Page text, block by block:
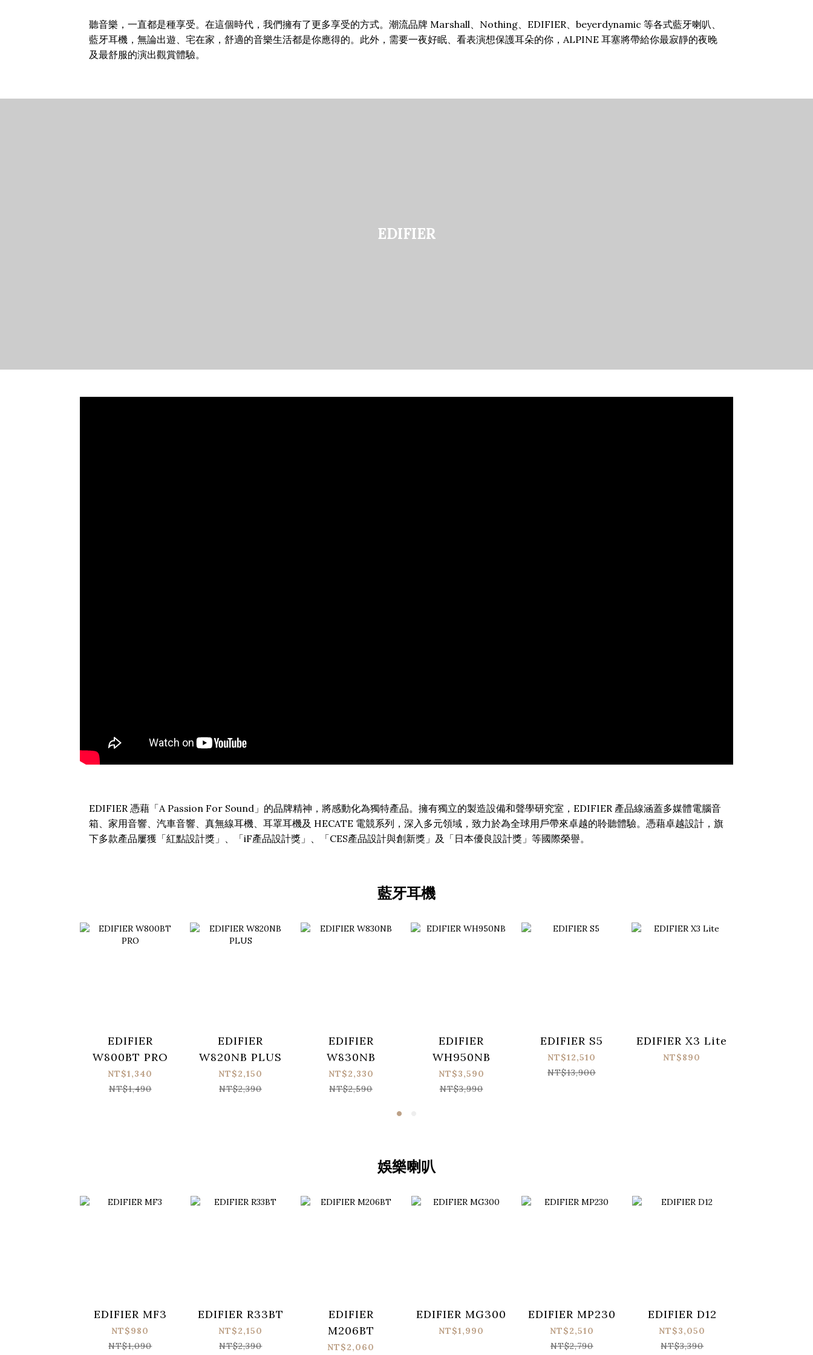
聽音樂，一直都是種享受。在這個時代，我們擁有了更多享受的方式。潮流品牌 Marshall、Nothing、EDIFIER、beyerdynamic 等各式藍牙喇叭、
藍牙耳機，無論出遊、宅在家，舒適的音樂生活都是你應得的。此外，需要一夜好眠、看表演想保護耳朵的你，ALPINE 耳塞將帶給你最寂靜的夜晚
及最舒服的演出觀賞體驗。
EDIFIER
EDIFIER 憑藉「A Passion For Sound」的品牌精神，將感動化為獨特產品。擁有獨立的製造設備和聲學研究室，EDIFIER 產品線涵蓋多媒體電腦音
箱、家用音響、汽車音響、真無線耳機、耳罩耳機及 HECATE 電競系列，深入多元領域，致力於為全球用戶帶來卓越的聆聽體驗。憑藉卓越設計，旗
下多款產品屢獲「紅點設計獎」、「iF產品設計獎」、「CES產品設計與創新獎」及「日本優良設計獎」等國際榮譽。
藍牙耳機
EDIFIER
W800BT PRO
NT$1,340
NT$1,490
EDIFIER
W820NB PLUS
NT$2,150
NT$2,390
EDIFIER
W830NB
NT$2,330
NT$2,590
EDIFIER
WH950NB
NT$3,590
NT$3,990
EDIFIER S5
NT$12,510
NT$13,900
EDIFIER X3 Lite
NT$890
娛樂喇叭
EDIFIER MF3
NT$980
NT$1,090
EDIFIER R33BT
NT$2,150
NT$2,390
EDIFIER
M206BT
NT$2,060
EDIFIER MG300
NT$1,990
EDIFIER MP230
NT$2,510
NT$2,790
EDIFIER D12
NT$3,050
NT$3,390